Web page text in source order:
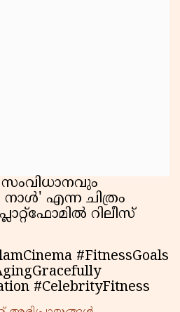
നാള്‍' എന്ന ചിത്രം
റിലീസ്
#FitnessGoals
#CelebrityFitness